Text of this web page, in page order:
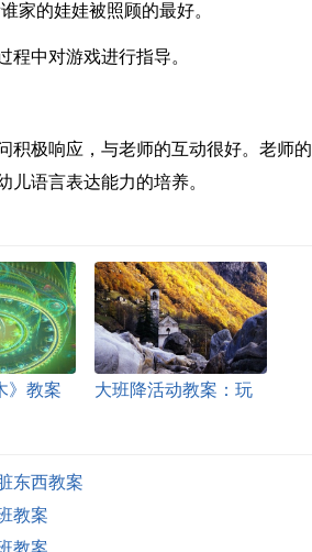
家的娃娃被照顾的最好。
中对游戏进行指导。
积极响应，与老师的互动很好。老师的
语言表达能力的培养。
》教案
大班降活动教案：玩
东西教案
教案
教案